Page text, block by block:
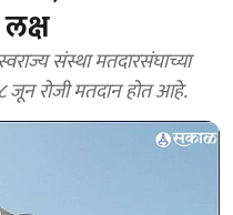
संस्था मतदारसंघाच्या
जून रोजी मतदान होत आहे.